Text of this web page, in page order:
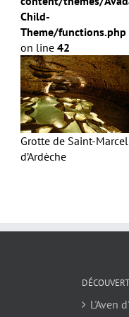
Child-
Theme/functions.php
on line 42
Grotte de Saint-
d’Ardèche
L'Aven